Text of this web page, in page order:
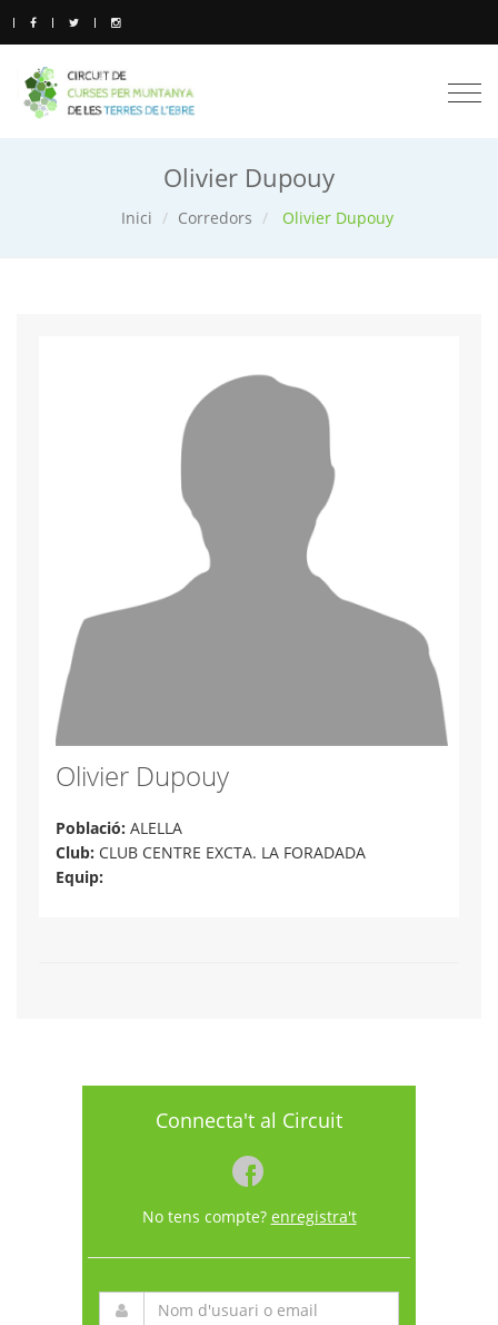
Olivier Dupouy
Inici Corredors Olivier Dupouy
Olivier Dupouy
Població: ALELLA
Club: CLUB CENTRE EXCTA. LA FORADADA
Equip:
Connecta't al Circuit
No tens compte? enregistra't